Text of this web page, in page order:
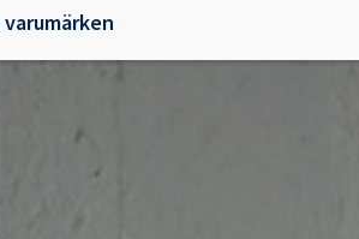
till badrumsmöbler
varumärken